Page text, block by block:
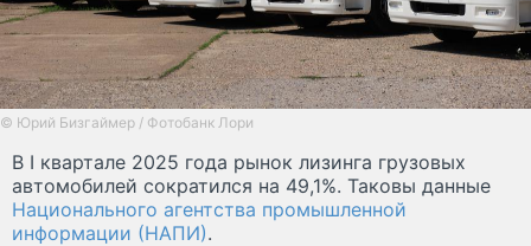
© Юрий Бизгаймер / Фотобанк Лори
В I квартале 2025 года рынок лизинга грузовых
автомобилей сократился на 49,1%. Таковы данные
Национального агентства промышленной
информации (НАПИ).